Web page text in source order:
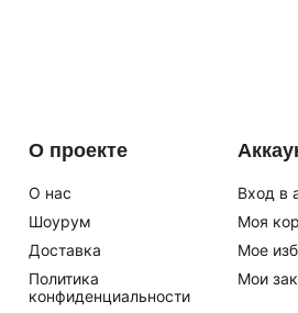
О проекте
О нас
Шоурум
Доставка
Политика
конфиденциальности
Вход в
Моя
Мое
Мои